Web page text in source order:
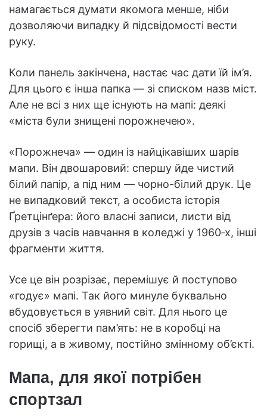
намагається думати якомога менше, ніби
дозволяючи випадку й підсвідомості вести
руку.
Коли панель закінчена, настає час дати їй ім’я.
Для цього є інша папка — зі списком назв міст.
Але не всі з них ще існують на мапі: деякі
«міста були знищені порожнечею».
«Порожнеча» — один із найцікавіших шарів
мапи. Він двошаровий: спершу йде чистий
білий папір, а під ним — чорно-білий друк. Це
не випадковий текст, а особиста історія
Ґретцінґера: його власні записи, листи від
друзів з часів навчання в коледжі у 1960‑х, інші
фрагменти життя.
Усе це він розрізає, перемішує й поступово
«годує» мапі. Так його минуле буквально
вбудовується в уявний світ. Для нього це
спосіб зберегти пам’ять: не в коробці на
горищі, а в живому, постійно змінному об’єкті.
Мапа, для якої потрібен
спортзал